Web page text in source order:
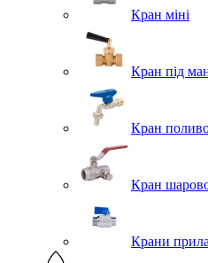
Кран міні
Кран під
Кран
Кран
Крани